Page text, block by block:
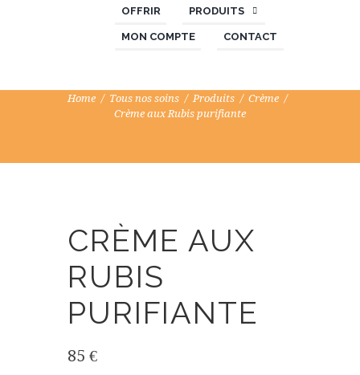
OFFRIR PRODUITS
MON COMPTE CONTACT
Home Tous nos soins Produits
Crème
Crème aux Rubis purifiante
CRÈME AUX
RUBIS
PURIFIANTE
85 €